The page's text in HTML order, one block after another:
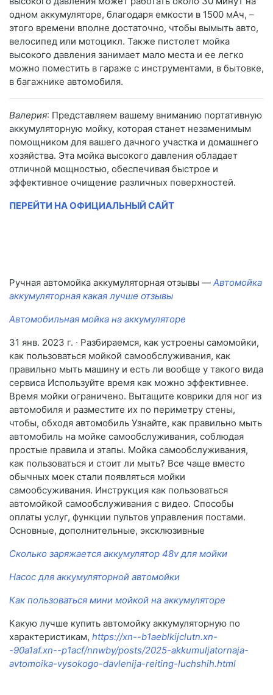
одном аккумуляторе, благодаря емкости в 1500 мАч, –
этого времени вполне достаточно, чтобы вымыть авто,
велосипед или мотоцикл. Также пистолет мойка
высокого давления занимает мало места и ее легко
можно поместить в гараже с инструментами, в бытовке,
в багажнике автомобиля.
Валерия: Представляем вашему вниманию портативную
аккумуляторную мойку, которая станет незаменимым
помощником для вашего дачного участка и домашнего
хозяйства. Эта мойка высокого давления обладает
отличной мощностью, обеспечивая быстрое и
эффективное очищение различных поверхностей.
ПЕРЕЙТИ НА ОФИЦИАЛЬНЫЙ САЙТ
Ручная автомойка аккумуляторная отзывы — Автомойка
аккумуляторная какая лучше отзывы
Автомобильная мойка на аккумуляторе
31 янв. 2023 г. · Разбираемся, как устроены самомойки,
как пользоваться мойкой самообслуживания, как
правильно мыть машину и есть ли вообще у такого вида
сервиса Используйте время как можно эффективнее.
Время мойки ограничено. Вытащите коврики для ног из
автомобиля и разместите их по периметру стены,
чтобы, обходя автомобиль Узнайте, как правильно мыть
автомобиль на мойке самообслуживания, соблюдая
простые правила и этапы. Мойка самообслуживания,
как пользоваться и стоит ли мыть? Все чаще вместо
обычных моек стали появляться мойки
самообсуживания. Инструкция как пользоваться
автомойкой самообслуживания с видео. Способы
оплаты услуг, функции пультов управления постами.
Основные, дополнительные, эксклюзивные
Сколько заряжается аккумулятор 48v для мойки
Насос для аккумуляторной автомойки
Как пользоваться мини мойкой на аккумуляторе
Какую лучше купить автомойку аккумуляторную по
характеристикам, https://xn--b1aeblkijclutn.xn-
-90a1af.xn--p1acf/nnwby/posts/2025-akkumuljatornaja-
avtomoika-vysokogo-davlenija-reiting-luchshih.html